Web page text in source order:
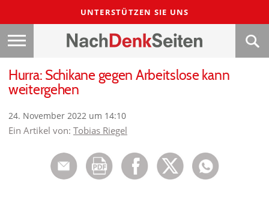
UNTERSTÜTZEN SIE UNS
Hurra: Schikane gegen Arbeitslose kann
weitergehen
24. November 2022 um 14:10
Ein Artikel von: Tobias Riegel